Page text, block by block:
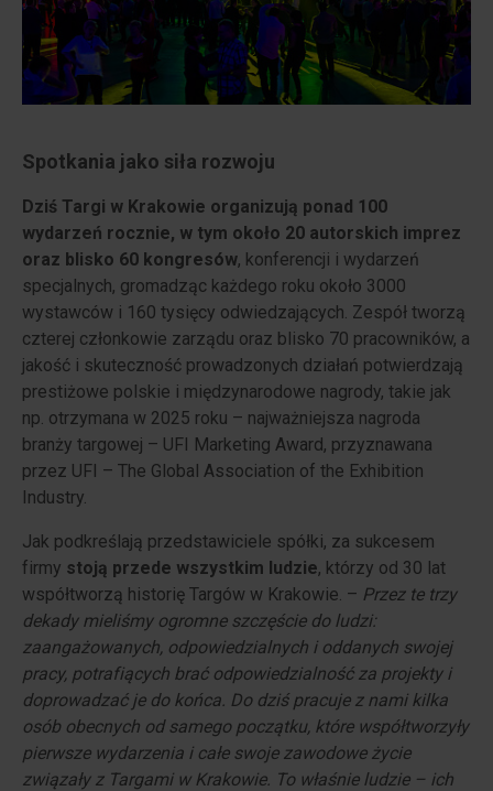
Spotkania jako siła rozwoju
Dziś Targi w Krakowie organizują ponad 100
wydarzeń rocznie, w tym około 20 autorskich imprez
oraz blisko 60 kongresów, konferencji i wydarzeń
specjalnych, gromadząc każdego roku około 3000
wystawców i 160 tysięcy odwiedzających. Zespół tworzą
czterej członkowie zarządu oraz blisko 70 pracowników, a
jakość i skuteczność prowadzonych działań potwierdzają
prestiżowe polskie i międzynarodowe nagrody, takie jak
np. otrzymana w 2025 roku – najważniejsza nagroda
branży targowej – UFI Marketing Award, przyznawana
przez UFI – The Global Association of the Exhibition
Industry.
Jak podkreślają przedstawiciele spółki, za sukcesem
firmy stoją przede wszystkim ludzie, którzy od 30 lat
współtworzą historię Targów w Krakowie. – Przez te trzy
dekady mieliśmy ogromne szczęście do ludzi:
zaangażowanych, odpowiedzialnych i oddanych swojej
pracy, potrafiących brać odpowiedzialność za projekty i
doprowadzać je do końca. Do dziś pracuje z nami kilka
osób obecnych od samego początku, które współtworzyły
pierwsze wydarzenia i całe swoje zawodowe życie
związały z Targami w Krakowie. To właśnie ludzie – ich